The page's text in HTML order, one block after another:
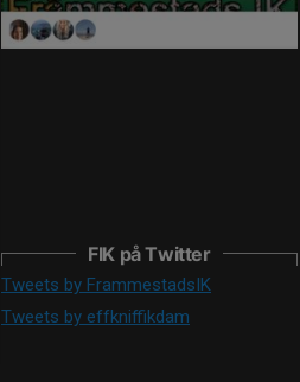
FIK på Twitter
Tweets by FrammestadsIK
Tweets by effkniffikdam